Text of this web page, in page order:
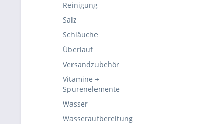
Reinigung
Salz
Schläuche
Überlauf
Versandzubehör
Vitamine +
Spurenelemente
Wasser
Wasseraufbereitung